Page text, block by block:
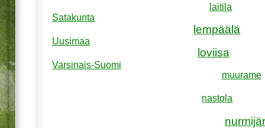
laitila
lempäälä
loviisa
muurame
nastola
Satakunta
Uusimaa
Varsinais-Suomi